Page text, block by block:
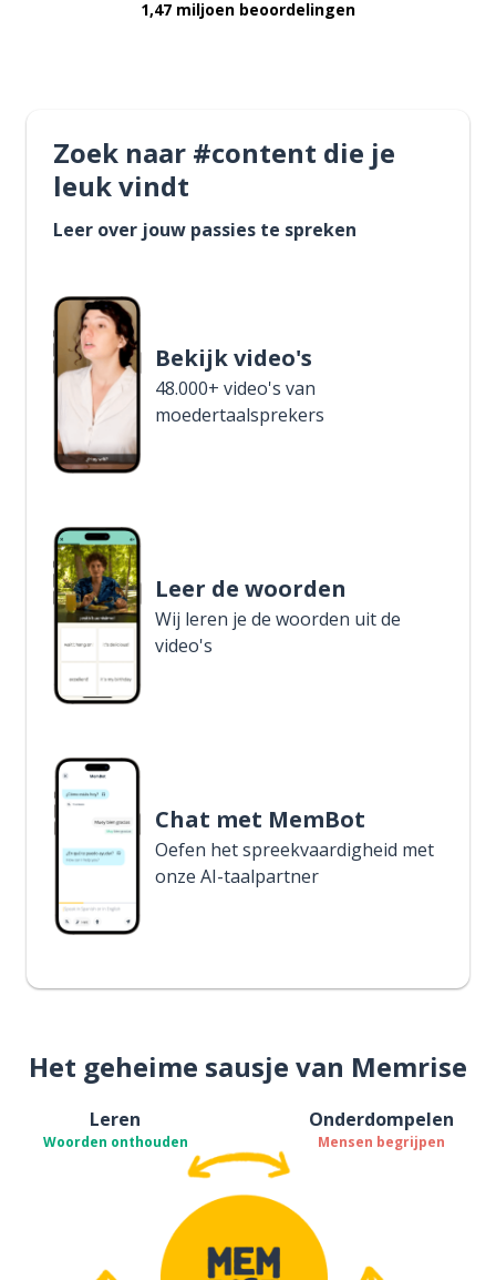
1,47 miljoen beoordelingen
Zoek naar #content die je
leuk vindt
Leer over jouw passies te spreken
Bekijk video's
48.000+ video's van
moedertaalsprekers
Leer de woorden
Wij leren je de woorden uit de
video's
Chat met MemBot
Oefen het spreekvaardigheid met
onze AI-taalpartner
Het geheime sausje van Memrise
Leren
Woorden onthouden
Onderdompelen
Mensen begrijpen